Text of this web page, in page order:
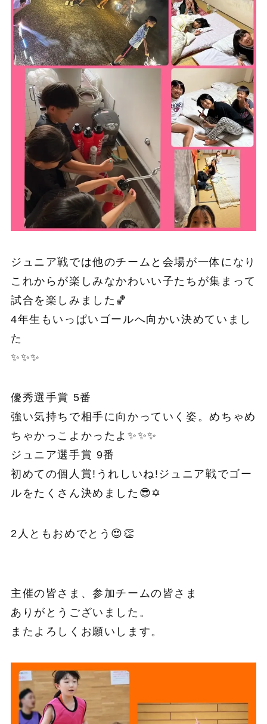
ジュニア戦では他のチームと会場が一体になり
これからが楽しみなかわいい子たちが集まって
試合を楽しみました🏀
4年生もいっぱいゴールへ向かい決めていまし
た
✨✨✨
優秀選手賞 5番
強い気持ちで相手に向かっていく姿。めちゃめ
ちゃかっこよかったよ✨✨✨
ジュニア選手賞 9番
初めての個人賞!うれしいね!ジュニア戦でゴー
ルをたくさん決めました😎✡
2人ともおめでとう😍👏
主催の皆さま、参加チームの皆さま
ありがとうございました。
またよろしくお願いします。